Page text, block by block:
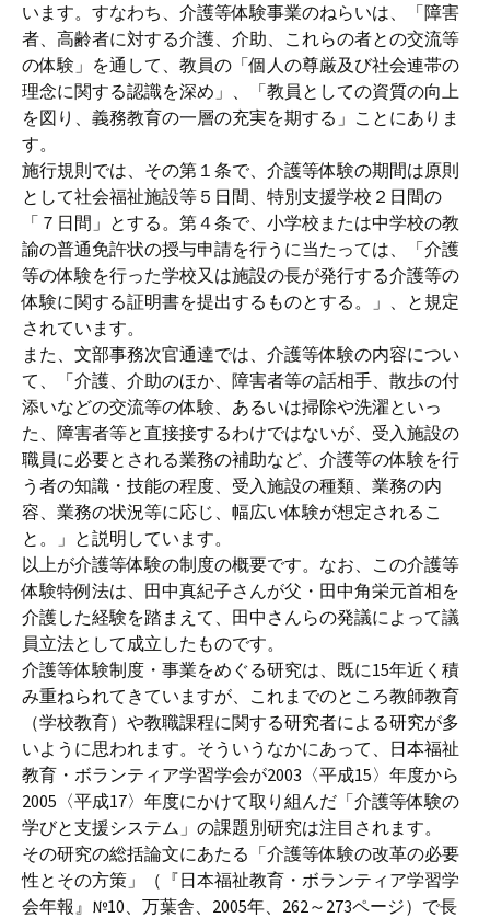
います。すなわち、介護等体験事業のねらいは、「障害
者、高齢者に対する介護、介助、これらの者との交流等
の体験」を通して、教員の「個人の尊厳及び社会連帯の
理念に関する認識を深め」、「教員としての資質の向上
を図り、義務教育の一層の充実を期する」ことにありま
す。
施行規則では、その第１条で、介護等体験の期間は原則
として社会福祉施設等５日間、特別支援学校２日間の
「７日間」とする。第４条で、小学校または中学校の教
諭の普通免許状の授与申請を行うに当たっては、「介護
等の体験を行った学校又は施設の長が発行する介護等の
体験に関する証明書を提出するものとする。」、と規定
されています。
また、文部事務次官通達では、介護等体験の内容につい
て、「介護、介助のほか、障害者等の話相手、散歩の付
添いなどの交流等の体験、あるいは掃除や洗濯といっ
た、障害者等と直接接するわけではないが、受入施設の
職員に必要とされる業務の補助など、介護等の体験を行
う者の知識・技能の程度、受入施設の種類、業務の内
容、業務の状況等に応じ、幅広い体験が想定されるこ
と。」と説明しています。
以上が介護等体験の制度の概要です。なお、この介護等
体験特例法は、田中真紀子さんが父・田中角栄元首相を
介護した経験を踏まえて、田中さんらの発議によって議
員立法として成立したものです。
介護等体験制度・事業をめぐる研究は、既に15年近く積
み重ねられてきていますが、これまでのところ教師教育
（学校教育）や教職課程に関する研究者による研究が多
いように思われます。そういうなかにあって、日本福祉
教育・ボランティア学習学会が2003〈平成15〉年度から
2005〈平成17〉年度にかけて取り組んだ「介護等体験の
学びと支援システム」の課題別研究は注目されます。
その研究の総括論文にあたる「介護等体験の改革の必要
性とその方策」（『日本福祉教育・ボランティア学習学
会年報』№10、万葉舎、2005年、262～273ページ）で長